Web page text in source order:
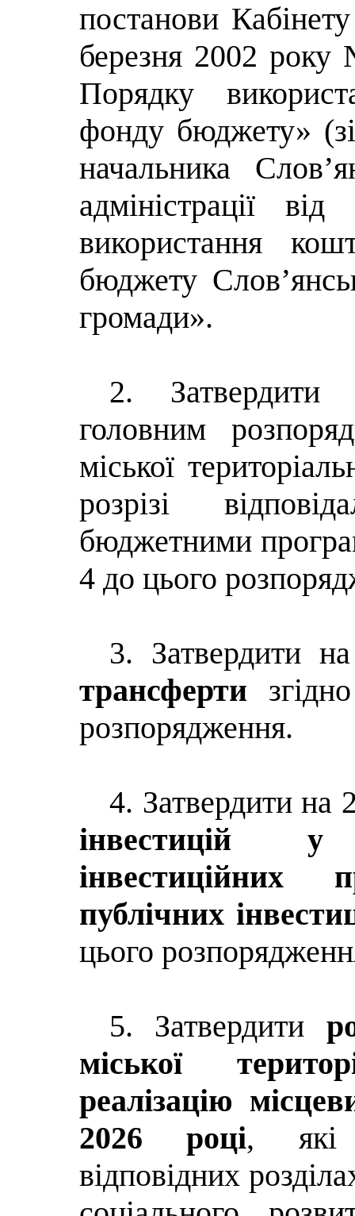
постанови
березня 2002
Порядку
фонду бюджету»
начальника
адміністрації
використання
бюджету
громади».
2.
головним
міської
розрізі
бюджетними
4 до цього
3. Затвердити
трансферти
розпорядження.
4. Затвердити на
інвестицій у
інвестиційних
публічних
цього
5. Затвердити
міської
реалізацію
2026 році, які
відповідних